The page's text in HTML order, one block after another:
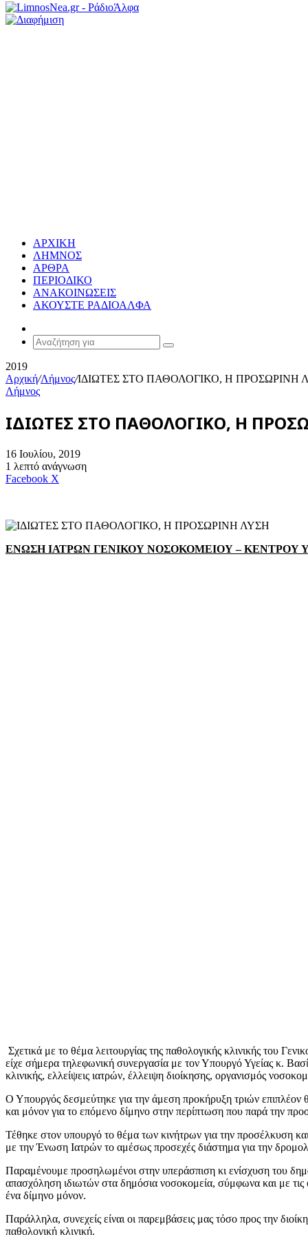
ΑΡΧΙΚΗ
ΛΗΜΝΟΣ
ΑΡΘΡΑ
ΠΕΡΙΟΔΙΚΟ
ΑΝΑΚΟΙΝΩΣΕΙΣ
ΑΚΟΥΣΤΕ ΡΑΔΙΟΑΛΦΑ
Article
Αναζήτηση
2019
Αρχική/Λήμνος/ΙΔΙΩΤΕΣ ΣΤΟ ΠΑΘΟΛΟΓΙΚΟ, Η ΠΡΟΣΩΡΙΝΗ
Λήμνος
ΙΔΙΩΤΕΣ ΣΤΟ ΠΑΘΟΛΟΓΙΚΟ, Η
16 Ιουλίου, 2019
1 λεπτό ανάγνωση
Facebook X
ΕΝΩΣΗ ΙΑΤΡΩΝ ΓΕΝΙΚΟΥ ΝΟΣΟΚΟΜΕΙΟΥ – ΚΕΝΤΡΟΥ
Σχετικά με το θέμα λειτουργίας της παθολογικής κλινικής του
είχε σήμερα τηλεφωνική συνεργασία με τον Υπουργό Υγείας κ.
κλινικής, ελλείψεις ιατρών, έλλειψη διοίκησης, οργανισμός
Ο Υπουργός δεσμεύτηκε για την άμεση προκήρυξη τριών επιπλέον
και μόνον για το επόμενο δίμηνο στην περίπτωση που παρά την
Τέθηκε στον υπουργό το θέμα των κινήτρων για την προσέλκυση
με την Ένωση Ιατρών το αμέσως προσεχές διάστημα για την
Παραμένουμε προσηλωμένοι στην υπεράσπιση κι ενίσχυση του
απασχόληση ιδιωτών στα δημόσια νοσοκομεία, σύμφωνα και με
ένα δίμηνο μόνον.
Παράλληλα, συνεχείς είναι οι παρεμβάσεις μας τόσο προς την
παθολογική κλινική.